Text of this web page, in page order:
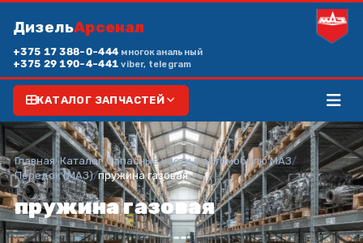
ДизельАрсенал
+375 17 388-0-444 многоканальный
+375 29 190-4-441viber, telegram
КАТАЛОГ ЗАПЧАСТЕЙ
Главная/Каталог/Запасные части к автомобилю МАЗ/
Передок (МАЗ)/пружина газовая
пружина газовая